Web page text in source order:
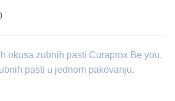
okusa zubnih pasti Curaprox Be you.
pasti u jednom pakovanju.